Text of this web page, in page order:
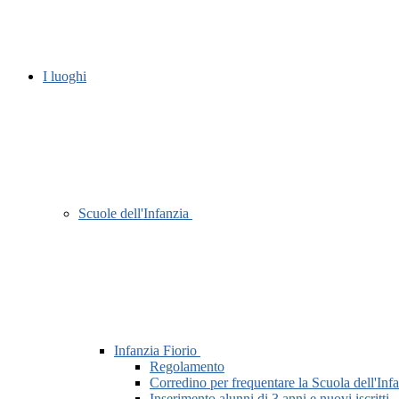
I luoghi
Scuole dell'Infanzia
Infanzia Fiorio
Regolamento
Corredino per frequentare la Scuola